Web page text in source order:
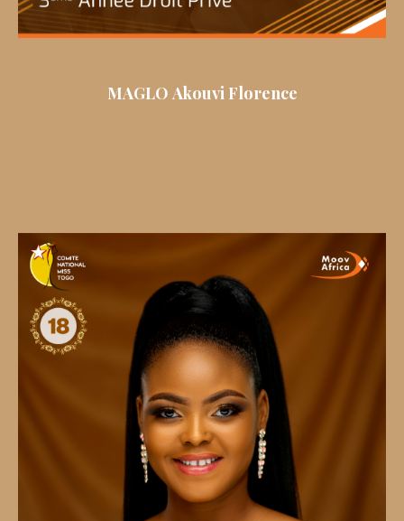
MAGLO Akouvi Florence